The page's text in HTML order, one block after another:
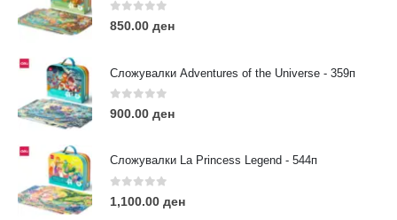
0out of 5
850.00 ден
Сложувалки Adventures of the Universe - 359п
0out of 5
900.00 ден
Сложувалки La Princess Legend - 544п
0 out of 5
1,100.00 ден
ТЕЛЕФОН:
0038977640534
contact@moehobi.mk
РАБОТНО ВРЕМЕ:
Пон - Саб / 09:00 - 21:00
ЛИНКОВИ